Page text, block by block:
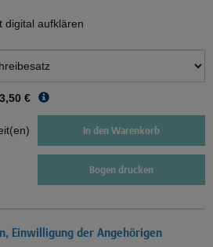
digital aufklären
€
In den Warenkorb
Bogen drucken
Einwilligung der Angehörigen